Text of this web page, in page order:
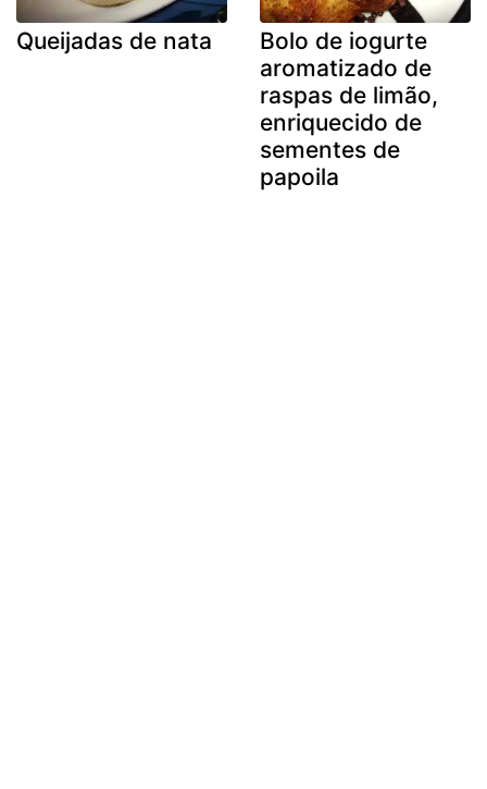
Queijadas de nata
Bolo de iogurte
aromatizado de
raspas de limão,
enriquecido de
sementes de
papoila